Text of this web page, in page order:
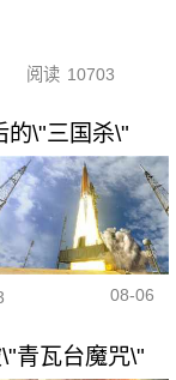
阅读 10703
的\"三国杀\"
08-06
青瓦台魔咒\"